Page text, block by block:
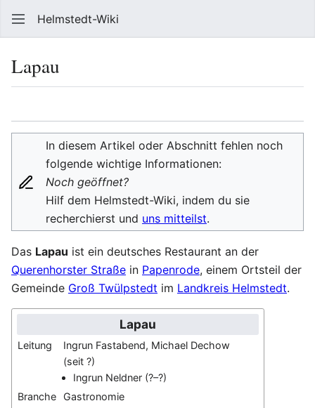
Helmstedt-Wiki
Lapau
In diesem Artikel oder Abschnitt fehlen noch
folgende wichtige Informationen:
Noch geöffnet?
Hilf dem Helmstedt-Wiki, indem du sie
recherchierst und uns mitteilst.
Das Lapau ist ein deutsches Restaurant an der
Querenhorster Straße in Papenrode, einem Ortsteil der
Gemeinde Groß Twülpstedt im Landkreis Helmstedt.
Lapau
Leitung
Ingrun Fastabend, Michael Dechow
(seit ?)
Ingrun Neldner (?–?)
Branche Gastronomie